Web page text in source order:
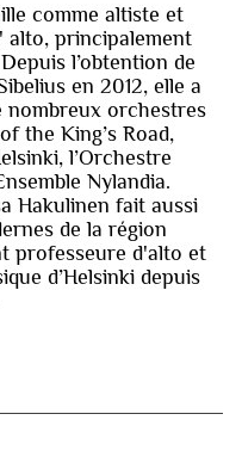
comme altiste et
alto, principalement
l’obtention de
en 2012, elle a
nombreux orchestres
the King’s Road,
l’Orchestre
Nylandia.
Hakulinen fait aussi
de la région
professeure d'alto et
d’Helsinki depuis